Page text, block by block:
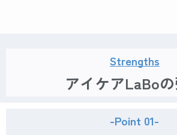
Strengths
アイケアLaBo
-Point 01-